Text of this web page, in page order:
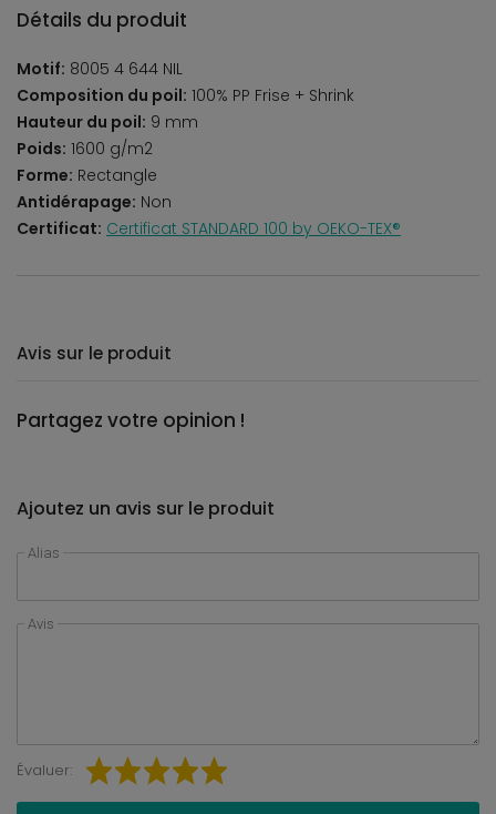
Détails du produit
Motif: 8005 4 644 NIL
Composition du poil: 100% PP Frise + Shrink
Hauteur du poil: 9 mm
Poids: 1600 g/m2
Forme: Rectangle
Antidérapage: Non
Certificat: Certificat STANDARD 100 by OEKO-TEX®
Avis sur le produit
Partagez votre opinion !
Ajoutez un avis sur le produit
Alias
Avis
Évaluer: